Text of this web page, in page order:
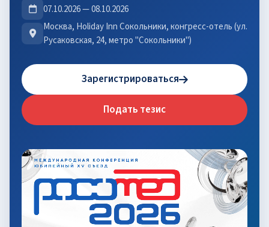
07.10.2026 — 08.10.2026
Москва, Holiday Inn Сокольники, конгресс-отель (ул.
Русаковская, 24, метро "Сокольники")
Зарегистрироваться
Подать тезис